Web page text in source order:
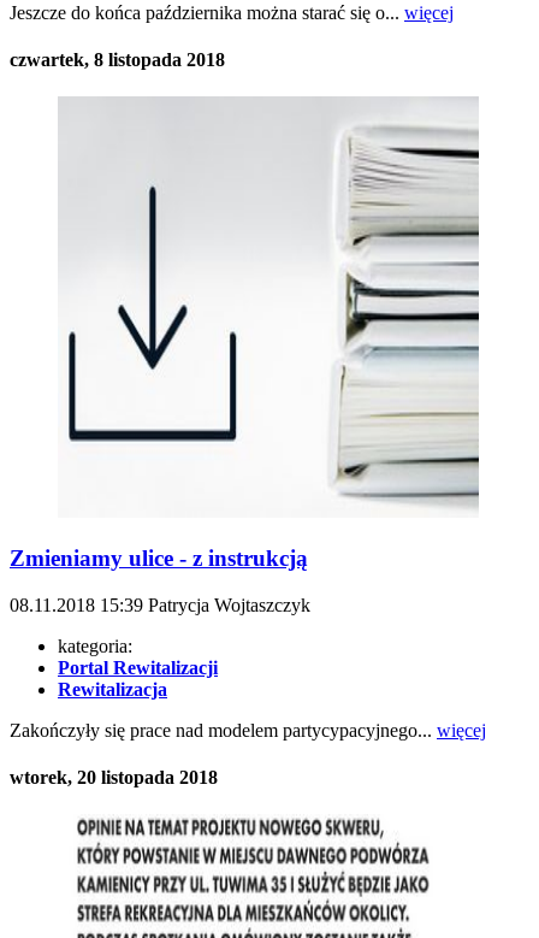
Jeszcze do końca października można starać się o... więcej
czwartek, 8 listopada 2018
Zmieniamy ulice - z instrukcją
08.11.2018 15:39 Patrycja Wojtaszczyk
kategoria:
Portal Rewitalizacji
Rewitalizacja
Zakończyły się prace nad modelem partycypacyjnego... więcej
wtorek, 20 listopada 2018